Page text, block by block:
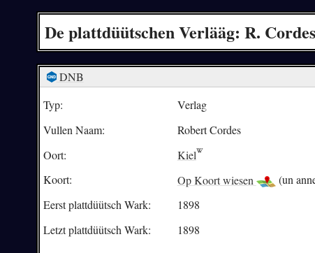
De plattdüütschen Verlääg: R. Cordes
DNB
Typ:
Verlag
Vullen Naam:
Robert Cordes
Oort:
Kiel
Koort:
Op Koort wiesen
(un
Eerst plattdüütsch Wark:
1898
Letzt plattdüütsch Wark:
1898